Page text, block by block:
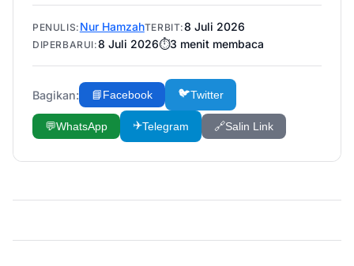
PENULIS: Nur HamzahTERBIT:8 Juli 2026
DIPERBARUI:8 Juli 2026⏱️3 menit membaca
Bagikan: 📘Facebook 🐦Twitter
💬WhatsApp ✈️Telegram 🔗Salin Link